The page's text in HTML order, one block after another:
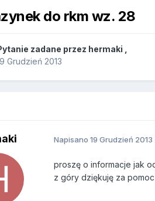
do rkm wz. 28
zadane przez hermaki
Grudzień 2013
Napisano19 Grudzień 2013
proszę o informacje jak
z góry dziękuję za pomoc